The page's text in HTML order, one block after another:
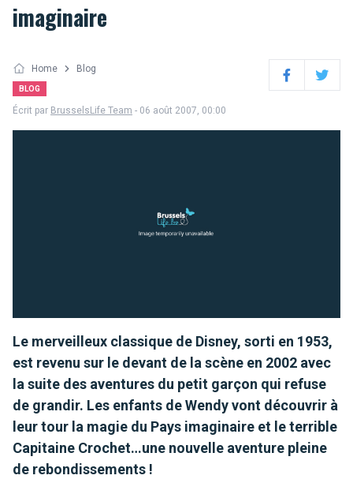
imaginaire
Home Blog
BLOG FacebookTwitter
Écrit par BrusselsLife Team - 06 août 2007, 00:00
Le merveilleux classique de Disney, sorti en 1953,
est revenu sur le devant de la scène en 2002 avec
la suite des aventures du petit garçon qui refuse
de grandir. Les enfants de Wendy vont découvrir à
leur tour la magie du Pays imaginaire et le terrible
Capitaine Crochet…une nouvelle aventure pleine
de rebondissements !